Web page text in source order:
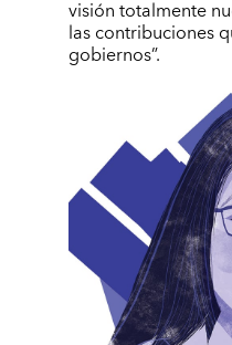
visión totalmente
las contribuciones
gobiernos”.